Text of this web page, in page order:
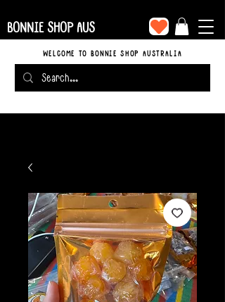
BONNIE SHOP AUS
WELCOME TO BONNIE SHOP AUSTRALIA